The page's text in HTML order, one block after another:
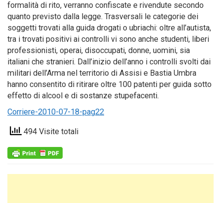
formalità di rito, verranno confiscate e rivendute secondo
quanto previsto dalla legge. Trasversali le categorie dei
soggetti trovati alla guida drogati o ubriachi: oltre all’autista,
tra i trovati positivi ai controlli vi sono anche studenti, liberi
professionisti, operai, disoccupati, donne, uomini, sia
italiani che stranieri. Dall’inizio dell’anno i controlli svolti dai
militari dell’Arma nel territorio di Assisi e Bastia Umbra
hanno consentito di ritirare oltre 100 patenti per guida sotto
effetto di alcool e di sostanze stupefacenti.
Corriere-2010-07-18-pag22
494 Visite totali